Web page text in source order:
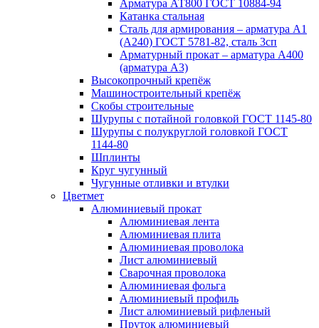
Арматура АТ800 ГОСТ 10884-94
Катанка стальная
Сталь для армирования – арматура А1
(А240) ГОСТ 5781-82, сталь 3сп
Арматурный прокат – арматура А400
(арматура А3)
Высокопрочный крепёж
Машиностроительный крепёж
Скобы строительные
Шурупы с потайной головкой ГОСТ 1145-80
Шурупы с полукруглой головкой ГОСТ
1144-80
Шплинты
Круг чугунный
Чугунные отливки и втулки
Цветмет
Алюминиевый прокат
Алюминиевая лента
Алюминиевая плита
Алюминиевая проволока
Лист алюминиевый
Сварочная проволока
Алюминиевая фольга
Алюминиевый профиль
Лист алюминиевый рифленый
Пруток алюминиевый